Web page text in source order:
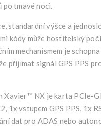
po tmavé noci.
standardní výšce a
kódy může hostitelský
mechanismem je
přijímat signál GPS PPS
Xavier™ NX je karta PCIe-
1x vstupem GPS PPS, 1x
dat pro ADAS nebo